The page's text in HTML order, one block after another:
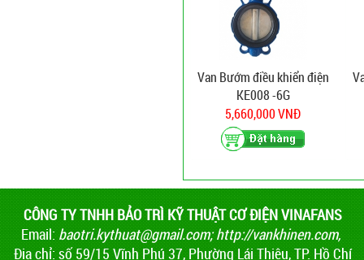
Van Bướm điều khiển điện
KE008 -6G
5,660,000 VNĐ
CÔNG TY TNHH BẢO TRÌ KỸ THUẬT CƠ ĐIỆN VINAFANS
Email: baotri.kythuat@gmail.com;http://vankhinen.com,
Địa chỉ: số 59/15 Vĩnh Phú 37, Phường Lái Thiêu, TP. Hồ Chí